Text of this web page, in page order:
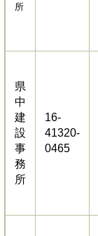
所
県
中
建
設
事
務
所
16-
41320-
0465